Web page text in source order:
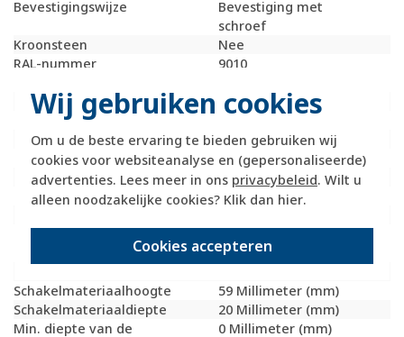
Wij gebruiken cookies
Om u de beste ervaring te bieden gebruiken wij
cookies voor websiteanalyse en (gepersonaliseerde)
advertenties. Lees meer in ons privacybeleid. Wilt u
alleen noodzakelijke cookies? Klik dan hier.
Cookies accepteren
Bevestigingswijze
Bevestiging met
schroef
Kroonsteen
Nee
RAL-nummer
9010
Met stofbescherming
Nee
Met opdruk
Slagvastheid
IK02
Incl. connectoren
Nee
Draagring
Nee
Transparant
Nee
beschermingsgraad (IP)
Schakelmateriaalhoogte
59 Millimeter (mm)
Schakelmateriaaldiepte
20 Millimeter (mm)
Min. diepte van de
0 Millimeter (mm)